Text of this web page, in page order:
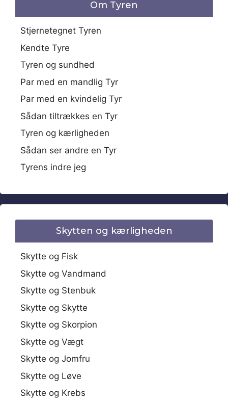
Om Tyren
Stjernetegnet Tyren
Kendte Tyre
Tyren og sundhed
Par med en mandlig Tyr
Par med en kvindelig Tyr
Sådan tiltrækkes en Tyr
Tyren og kærligheden
Sådan ser andre en Tyr
Tyrens indre jeg
Skytten og kærligheden
Skytte og Fisk
Skytte og Vandmand
Skytte og Stenbuk
Skytte og Skytte
Skytte og Skorpion
Skytte og Vægt
Skytte og Jomfru
Skytte og Løve
Skytte og Krebs